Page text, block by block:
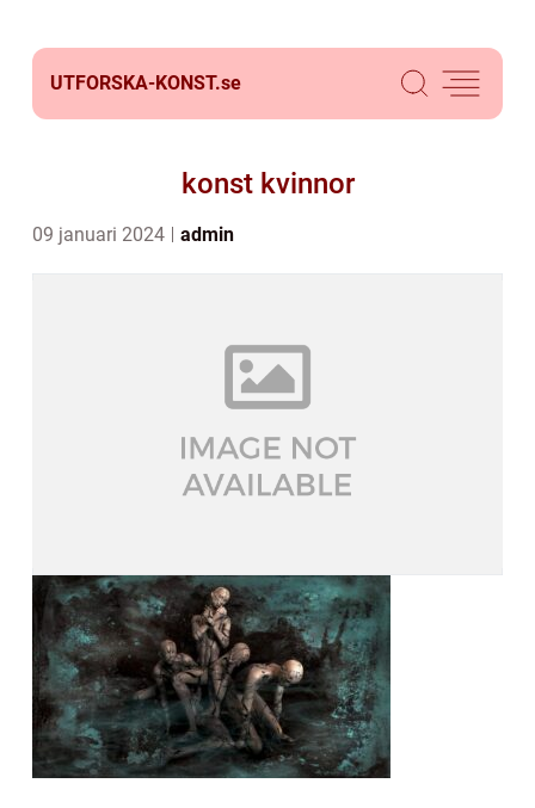
UTFORSKA-KONST.se
konst kvinnor
09 januari 2024 admin